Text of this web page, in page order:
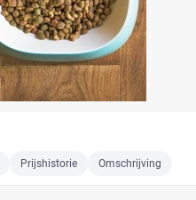
Prijshistorie Omschrijving